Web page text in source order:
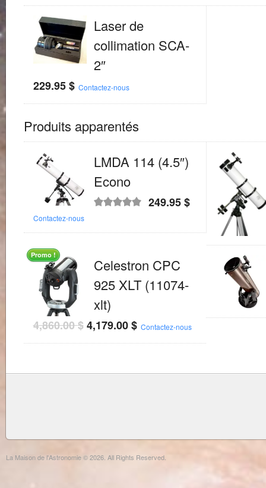
Laser de
collimation SCA-
2″
229.95$ Contactez-nous
Produits apparentés
LMDA 114 (4.5″)
Econo
249.95$
Contactez-nous
Promo !
Celestron CPC
925 XLT (11074-
xlt)
4,860.00$ 4,179.00$ Contactez-nous
La Maison de l'Astronomie © 2026. All Rights Reserved.